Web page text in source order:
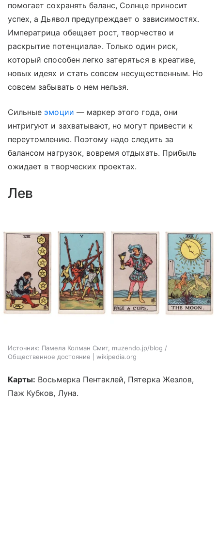
помогает сохранять баланс, Солнце приносит
успех, а Дьявол предупреждает о зависимостях.
Императрица обещает рост, творчество и
раскрытие потенциала». Только один риск,
который способен легко затеряться в креативе,
новых идеях и стать совсем несущественным. Но
совсем забывать о нем нельзя.
Сильные эмоции — маркер этого года, они
интригуют и захватывают, но могут привести к
переутомлению. Поэтому надо следить за
балансом нагрузок, вовремя отдыхать. Прибыль
ожидает в творческих проектах.
Лев
Источник: Памела Колман Смит, muzendo.jp/blog /
Общественное достояние | wikipedia.org
Карты: Восьмерка Пентаклей, Пятерка Жезлов,
Паж Кубков, Луна.